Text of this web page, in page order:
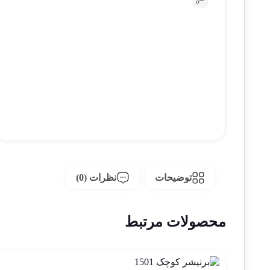
توضیحات نظرات (0)
محصولات مرتبط